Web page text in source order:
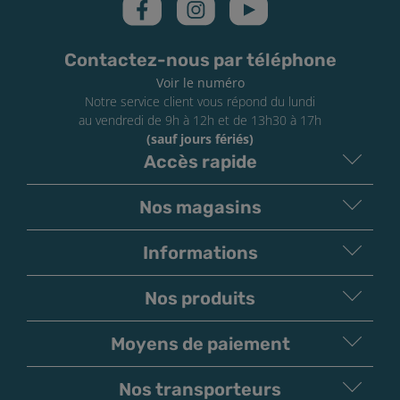
clé et hors de portée des enfants. Si vous ne fumez
Contactez-nous par téléphone
Voir le numéro
Notre service client vous répond du lundi
au vendredi de 9h à 12h et de 13h30 à 17h
(sauf jours fériés)
Accès rapide
Nos magasins
Informations
Nos produits
Moyens de paiement
Nos transporteurs